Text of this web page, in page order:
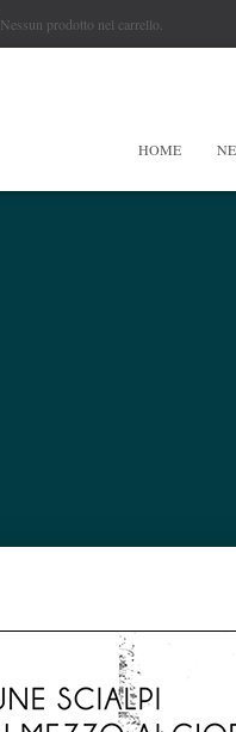
Nessun prodotto nel carrello.
HOME